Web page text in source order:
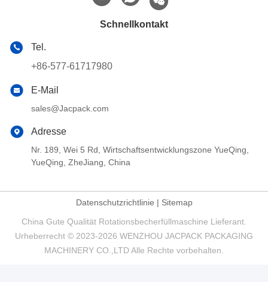
Schnellkontakt
Tel.
+86-577-61717980
E-Mail
sales@Jacpack.com
Adresse
Nr. 189, Wei 5 Rd, Wirtschaftsentwicklungszone YueQing,
YueQing, ZheJiang, China
Datenschutzrichtlinie | Sitemap
China Gute Qualität Rotationsbecherfüllmaschine Lieferant.
Urheberrecht © 2023-2026 WENZHOU JACPACK PACKAGING
MACHINERY CO.,LTD Alle Rechte vorbehalten.